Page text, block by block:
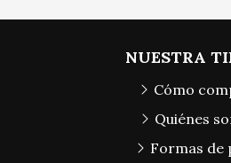
NUESTRA
Cómo
Quiénes
Formas de